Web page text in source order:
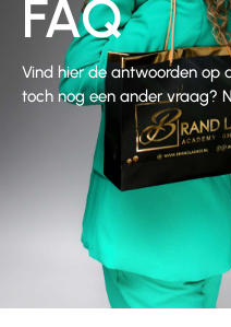
FAQ
Vind hier de antwoorden op
toch nog een ander vraag?